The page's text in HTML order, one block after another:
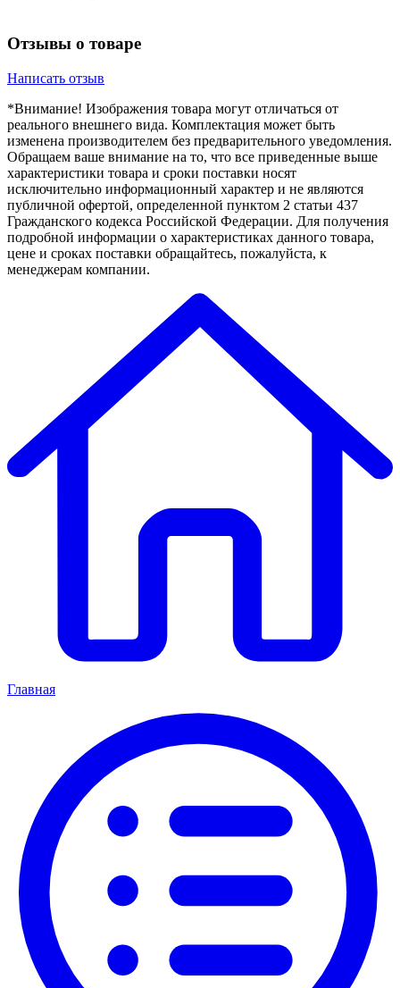
Отзывы о товаре
Написать отзыв
*Внимание! Изображения товара могут отличаться от
реального внешнего вида. Комплектация может быть
изменена производителем без предварительного уведомления.
Обращаем ваше внимание на то, что все приведенные выше
характеристики товара и сроки поставки носят
исключительно информационный характер и не являются
публичной офертой, определенной пунктом 2 статьи 437
Гражданского кодекса Российской Федерации. Для получения
подробной информации о характеристиках данного товара,
цене и сроках поставки обращайтесь, пожалуйста, к
менеджерам компании.
Главная